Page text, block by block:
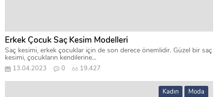
Erkek Çocuk Saç Kesim Modelleri
Saç kesimi, erkek çocuklar için de son derece önemlidir. Güzel bir saç
kesimi, çocukların kendilerine...
13.04.2023 0 19.427
Kadın Moda